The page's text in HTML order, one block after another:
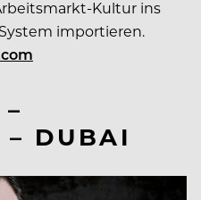
Kultur ins
importieren.
– DUBAI